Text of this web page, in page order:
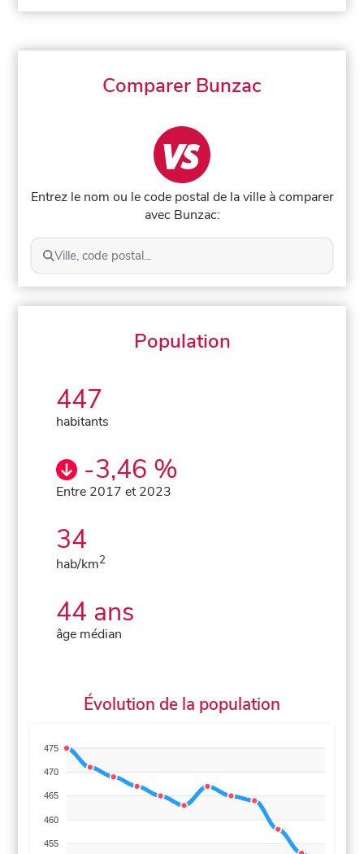
Comparer Bunzac
Entrez le nom ou le code postal de la ville à comparer
avec Bunzac:
Ville, code postal...
Population
447
habitants
-3,46 %
Entre 2017 et 2023
34
hab/km2
44 ans
âge médian
Évolution de la population
475
470
465
460
455